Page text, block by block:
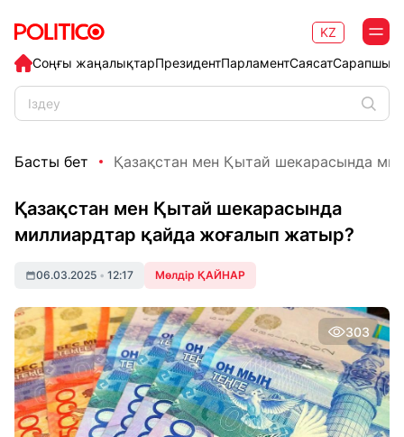
Соңғы жаңалықтарПрезидентПарламентСаясат
KZ
Басты бет Қазақстан мен Қытай шекарасында
Қазақстан мен Қытай шекарасында
миллиардтар қайда жоғалып жатыр?
06.03.2025 • 12:17 Мөлдір ҚАЙНАР
303